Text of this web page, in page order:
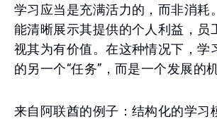
学习应当是充满活力的，而非消耗
能清晰展示其提供的个人利益，员
视其为有价值。在这种情况下，学
的另一个“任务”，而是一个发展的机
来自阿联酋的例子：结构化的学习